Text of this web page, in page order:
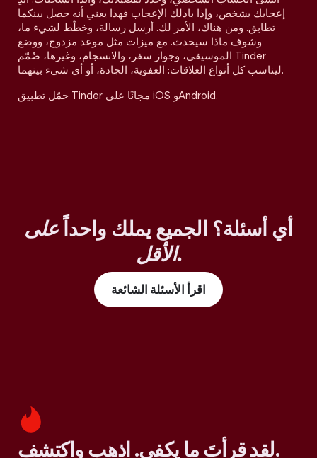
إعجابك بشخص، وإذا بادلك الإعجاب فهذا يعني أنه حصل بينكما
تطابق. ومن هناك، الأمر لك. أرسل رسالة، وخطّط لشيء ما،
وشوف ماذا سيحدث. مع ميزات مثل موعد مزدوج، ووضع
الموسيقى، وجواز سفر، والانسجام، وغيرها، صُمّم Tinder
ليناسب كل أنواع العلاقات: العفوية، الجادة، أو أي شيء بينهما.
حمّل تطبيق Tinder مجانًا على iOS وAndroid.
أي أسئلة؟ الجميع يملك واحداً على
الأقل.
اقرأ الأسئلة الشائعة
لقد قرأتَ ما يكفي. اذهب واكتشف.